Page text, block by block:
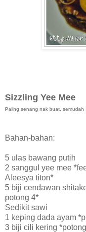
Sizzling Yee Mee
Paling senang nak buat, semudah
Bahan-bahan:
5 ulas bawang putih
2 sanggul yee mee
Aleesya titon*
5 biji cendawan
potong 4*
Sedikit sawi
1 keping dada ayam
3 biji cili kering